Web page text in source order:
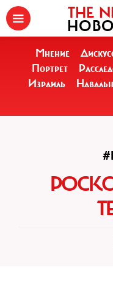
THE
Мнение
Портрет
Израиль